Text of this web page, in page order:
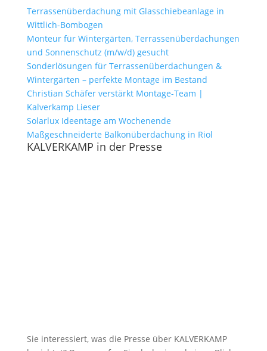
Terrassenüberdachung mit Glasschiebeanlage in
Wittlich-Bombogen
Monteur für Wintergärten, Terrassenüberdachungen
und Sonnenschutz (m/w/d) gesucht
Sonderlösungen für Terrassenüberdachungen &
Wintergärten – perfekte Montage im Bestand
Christian Schäfer verstärkt Montage-Team |
Kalverkamp Lieser
Solarlux Ideentage am Wochenende
Maßgeschneiderte Balkonüberdachung in Riol
KALVERKAMP in der Presse
Sie interessiert, was die Presse über KALVERKAMP